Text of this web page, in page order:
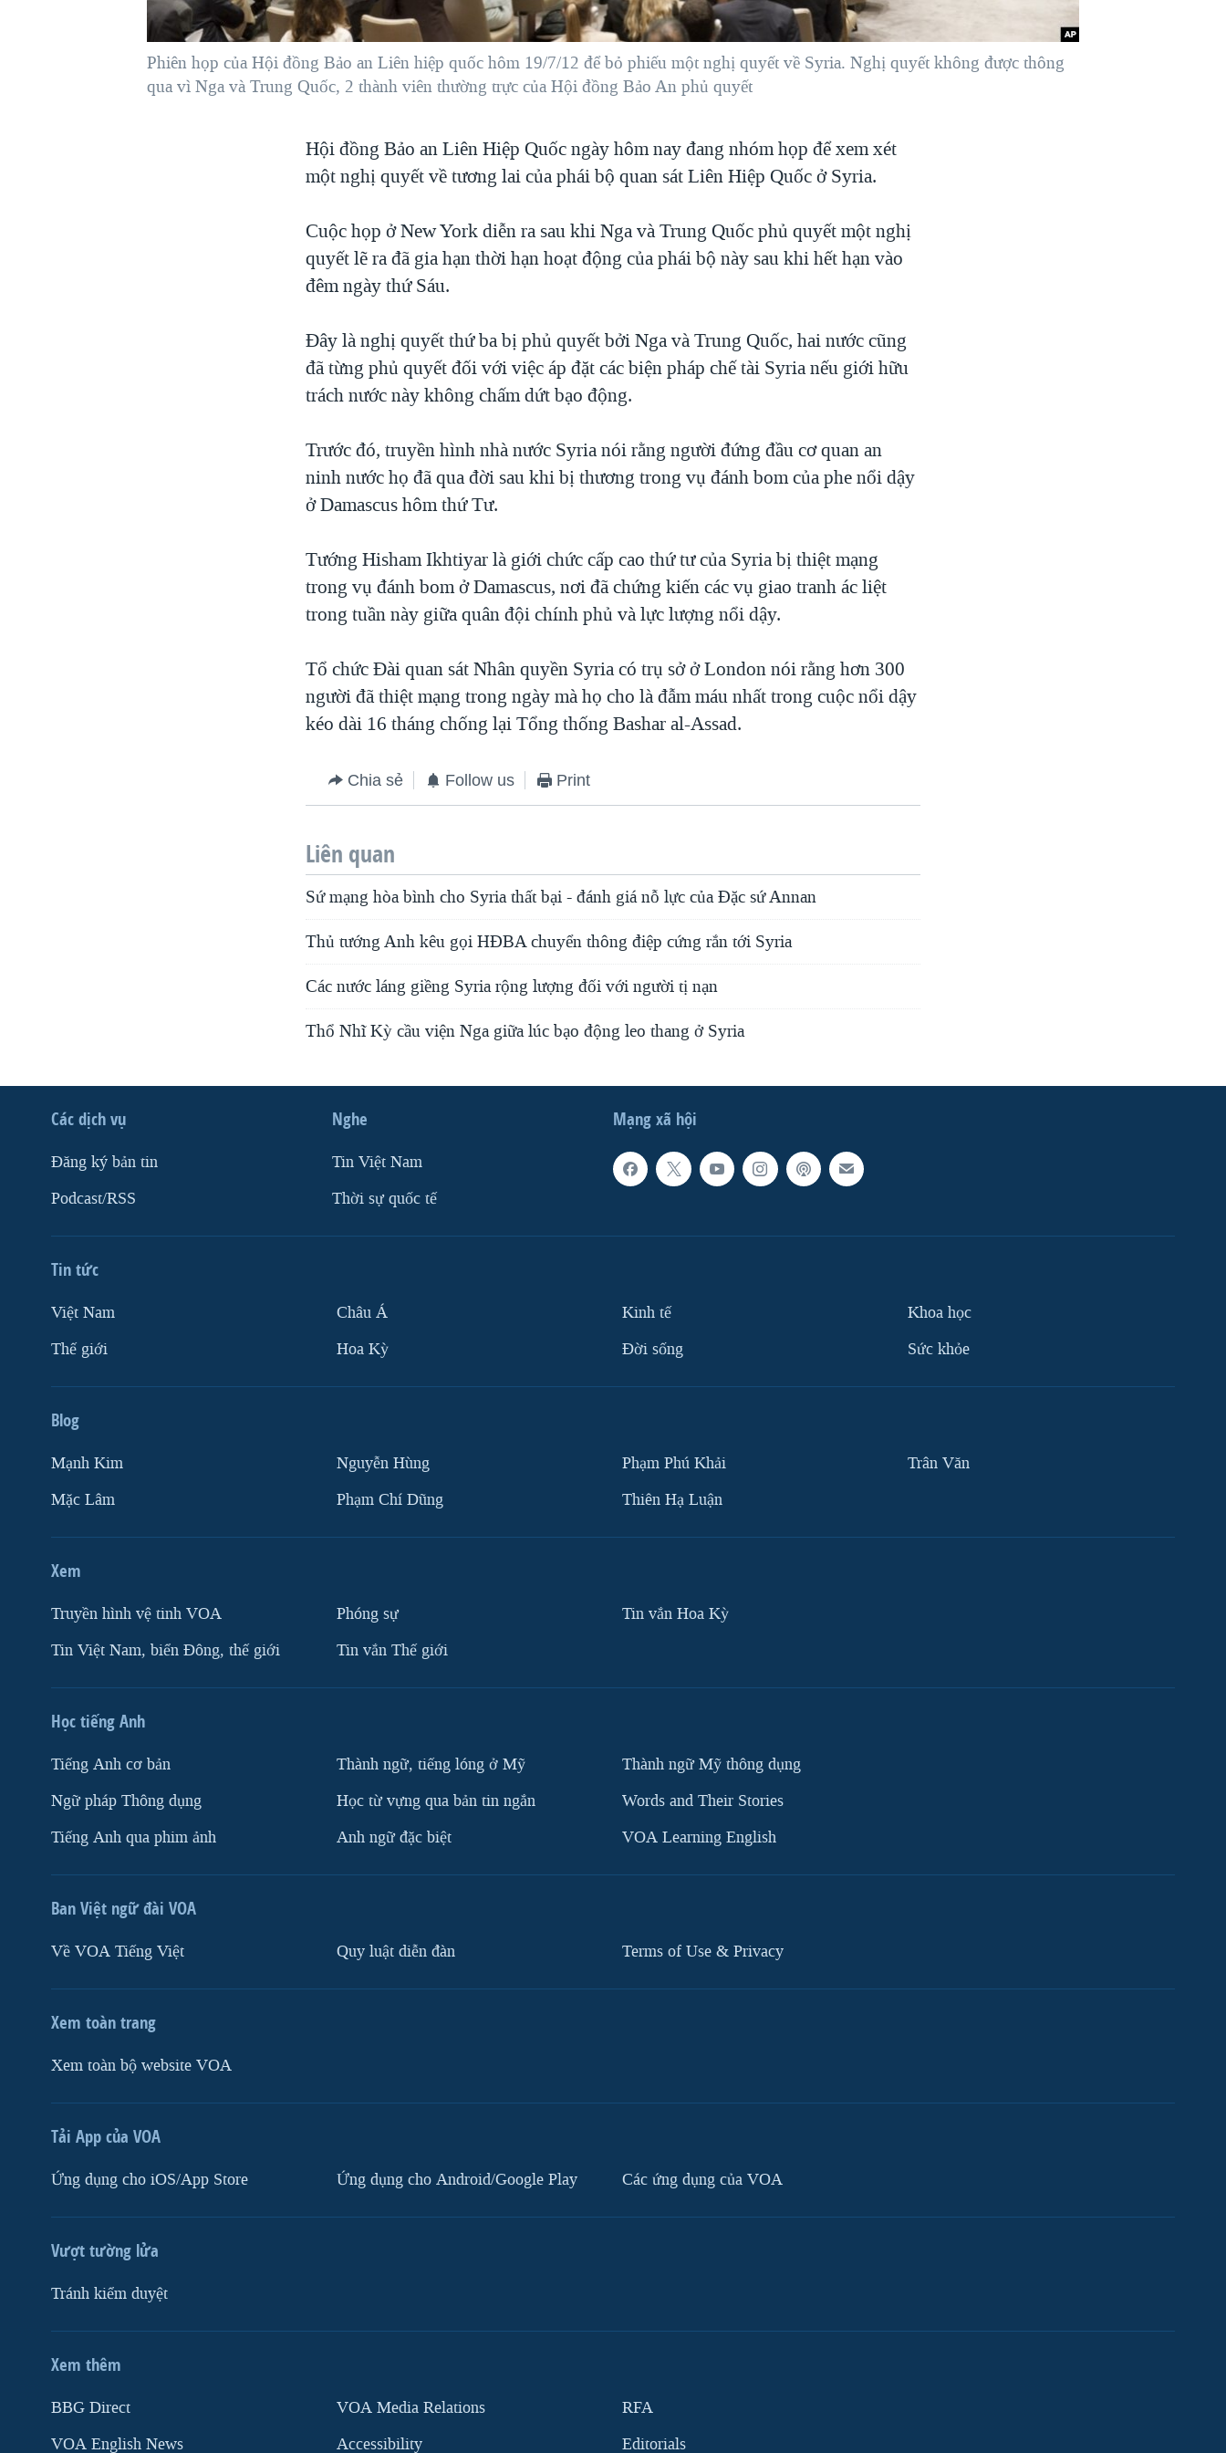
MẠNG XÃ HỘI
Phiên họp của Hội đồng Bảo an Liên hiệp quốc hôm 19/7/12 để bỏ phiếu một nghị quyết về Syria. Nghị quyết không được thông
qua vì Nga và Trung Quốc, 2 thành viên thường trực của Hội đồng Bảo An phủ quyết
Hội đồng Bảo an Liên Hiệp Quốc ngày hôm nay đang nhóm họp để xem xét
một nghị quyết về tương lai của phái bộ quan sát Liên Hiệp Quốc ở Syria.
Cuộc họp ở New York diễn ra sau khi Nga và Trung Quốc phủ quyết một nghị
quyết lẽ ra đã gia hạn thời hạn hoạt động của phái bộ này sau khi hết hạn vào
đêm ngày thứ Sáu.
Ðây là nghị quyết thứ ba bị phủ quyết bởi Nga và Trung Quốc, hai nước cũng
đã từng phủ quyết đối với việc áp đặt các biện pháp chế tài Syria nếu giới hữu
trách nước này không chấm dứt bạo động.
Trước đó, truyền hình nhà nước Syria nói rằng người đứng đầu cơ quan an
ninh nước họ đã qua đời sau khi bị thương trong vụ đánh bom của phe nổi dậy
ở Damascus hôm thứ Tư.
Tướng Hisham Ikhtiyar là giới chức cấp cao thứ tư của Syria bị thiệt mạng
trong vụ đánh bom ở Damascus, nơi đã chứng kiến các vụ giao tranh ác liệt
trong tuần này giữa quân đội chính phủ và lực lượng nổi dậy.
Tổ chức Ðài quan sát Nhân quyền Syria có trụ sở ở London nói rằng hơn 300
người đã thiệt mạng trong ngày mà họ cho là đẫm máu nhất trong cuộc nổi dậy
kéo dài 16 tháng chống lại Tổng thống Bashar al-Assad.
Chia sẻ Follow us Print
Liên quan
Sứ mạng hòa bình cho Syria thất bại - đánh giá nỗ lực của Ðặc sứ Annan
Thủ tướng Anh kêu gọi HÐBA chuyển thông điệp cứng rắn tới Syria
Các nước láng giềng Syria rộng lượng đối với người tị nạn
Thổ Nhĩ Kỳ cầu viện Nga giữa lúc bạo động leo thang ở Syria
Mạng xã hội
Các dịch vụ
Ðăng ký bản tin
Podcast/RSS
Nghe
Tin Việt Nam
Thời sự quốc tế
Tin tức
Việt Nam
Thế giới
Châu Á
Hoa Kỳ
Kinh tế
Ðời sống
Khoa học
Sức khỏe
Blog
Mạnh Kim
Mặc Lâm
Nguyễn Hùng
Phạm Chí Dũng
Phạm Phú Khải
Thiên Hạ Luận
Trân Văn
Xem
Truyền hình vệ tinh VOA
Tin Việt Nam, biển Đông, thế giới
Phóng sự
Tin vắn Thế giới
Tin vắn Hoa Kỳ
Học tiếng Anh
Tiếng Anh cơ bản
Ngữ pháp Thông dụng
Tiếng Anh qua phim ảnh
Thành ngữ, tiếng lóng ở Mỹ
Học từ vựng qua bản tin ngắn
Anh ngữ đặc biệt
Thành ngữ Mỹ thông dụng
Words and Their Stories
VOA Learning English
Ban Việt ngữ đài VOA
Về VOA Tiếng Việt Quy luật diễn đàn Terms of Use & Privacy
Xem toàn trang
Xem toàn bộ website VOA
Tải App của VOA
Ứng dụng cho iOS/App Store Ứng dụng cho Android/Google Play Các ứng dụng của VOA
Vượt tường lửa
Tránh kiểm duyệt
Xem thêm
BBG Direct
VOA English News
VOA Media Relations
Accessibility
RFA
Editorials